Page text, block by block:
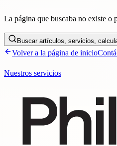
La página que buscaba no existe o
Buscar artículos, servicios,
Volver a la página de inicio
Nuestros servicios